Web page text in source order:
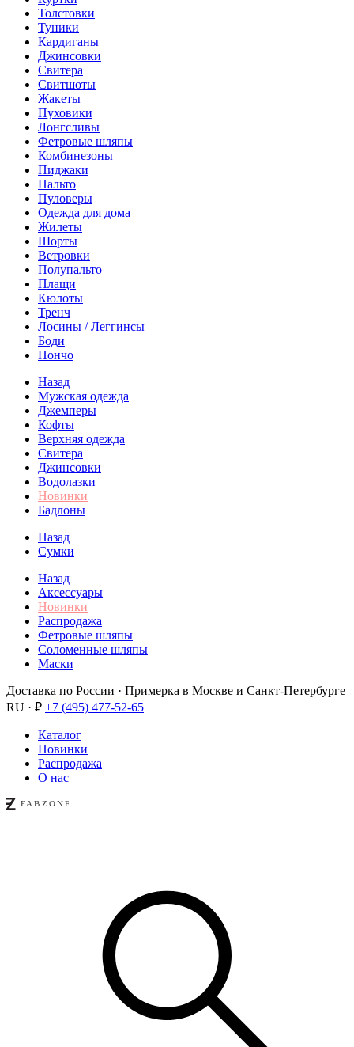
Толстовки
Туники
Кардиганы
Джинсовки
Свитера
Свитшоты
Жакеты
Пуховики
Лонгсливы
Фетровые шляпы
Комбинезоны
Пиджаки
Пальто
Пуловеры
Одежда для дома
Жилеты
Шорты
Ветровки
Полупальто
Плащи
Кюлоты
Тренч
Лосины / Леггинсы
Боди
Пончо
Назад
Мужская одежда
Джемперы
Кофты
Верхняя одежда
Свитера
Джинсовки
Водолазки
Новинки
Бадлоны
Назад
Сумки
Назад
Аксессуары
Новинки
Распродажа
Фетровые шляпы
Соломенные шляпы
Маски
Доставка по России · Примерка в Москве и Санкт-Петербурге
RU · ₽ +7 (495) 477-52-65
Каталог
Новинки
Распродажа
О нас